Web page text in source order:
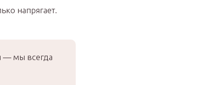
напрягает.
— мы всегда